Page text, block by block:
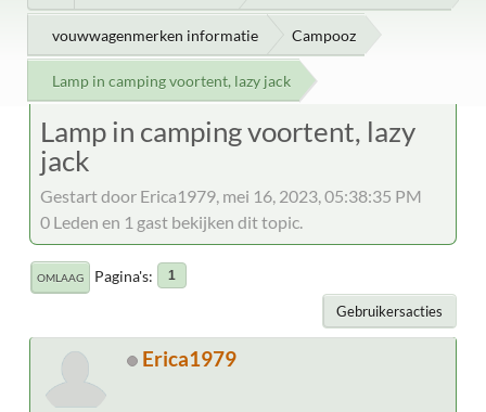
vouwwagenmerken informatie Campooz
Lamp in camping voortent, lazy jack
Lamp in camping voortent, lazy
jack
Gestart door Erica1979, mei 16, 2023, 05:38:35 PM
0 Leden en 1 gast bekijken dit topic.
OMLAAG Pagina's 1
Gebruikersacties
Erica1979